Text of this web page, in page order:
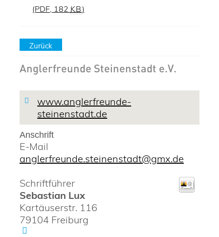
(PDF, 182 KB)
Zurück
Anglerfreunde Steinenstadt e.V.
www.anglerfreunde-
steinenstadt.de
Anschrift
E-Mail
anglerfreunde.steinenstadt@gmx.de
Schriftführer
Sebastian Lux
Kartäuserstr. 116
79104 Freiburg